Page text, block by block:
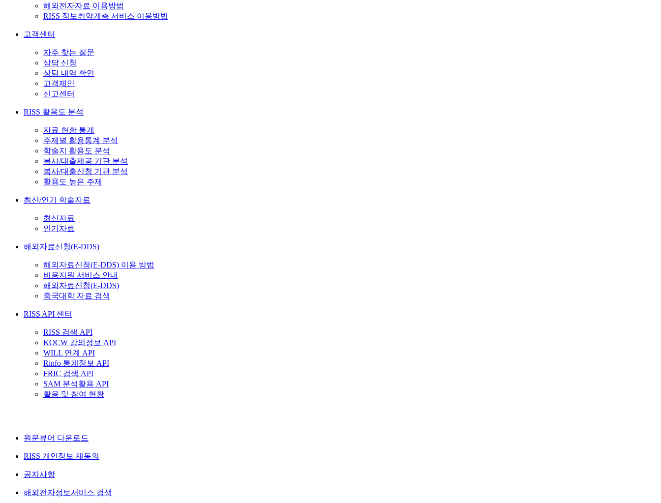
해외전자자료 이용방법
RISS 정보취약계층 서비스 이용방법
고객센터
자주 찾는 질문
상담 신청
상담 내역 확인
고객제안
신고센터
RISS 활용도 분석
자료 현황 통계
주제별 활용통계 분석
학술지 활용도 분석
복사/대출제공 기관 분석
복사/대출신청 기관 분석
활용도 높은 주제
최신/인기 학술자료
최신자료
인기자료
해외자료신청(E-DDS)
해외자료신청(E-DDS) 이용 방법
비용지원 서비스 안내
해외자료신청(E-DDS)
중국대학 자료 검색
RISS API 센터
RISS 검색 API
KOCW 강의정보 API
WILL 연계 API
Rinfo 통계정보 API
FRIC 검색 API
SAM 분석활용 API
활용 및 참여 현황
원문뷰어 다운로드
RISS 개인정보 재동의
공지사항
해외전자정보서비스 검색